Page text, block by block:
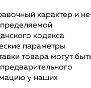
характер и не
кодекса
параметры
товара могут
у наших